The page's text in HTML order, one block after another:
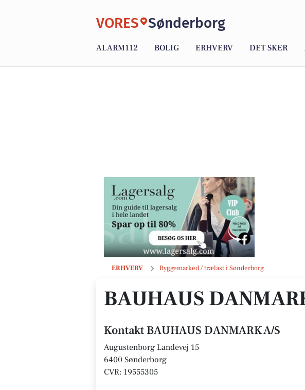
VORES Sønderborg
ALARM112 BOLIG ERHVERV DET SKER
ERHVERV Byggemarked / trælast i Sønderborg
BAUHAUS DANMARK A/S
BAUHAUS
Kontakt BAUHAUS DANMARK A/S
Augustenborg Landevej 15
6400 Sønderborg
CVR: 19555305